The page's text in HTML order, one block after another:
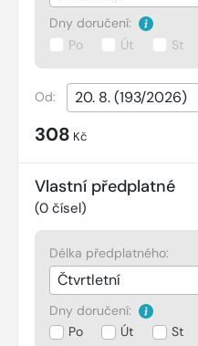
Dny doručení:
Po
Út St
Od:
308 Kč
Vlastní předplatné
(0 čísel)
Délka předplatného:
Dny doručení:
Po
Út St